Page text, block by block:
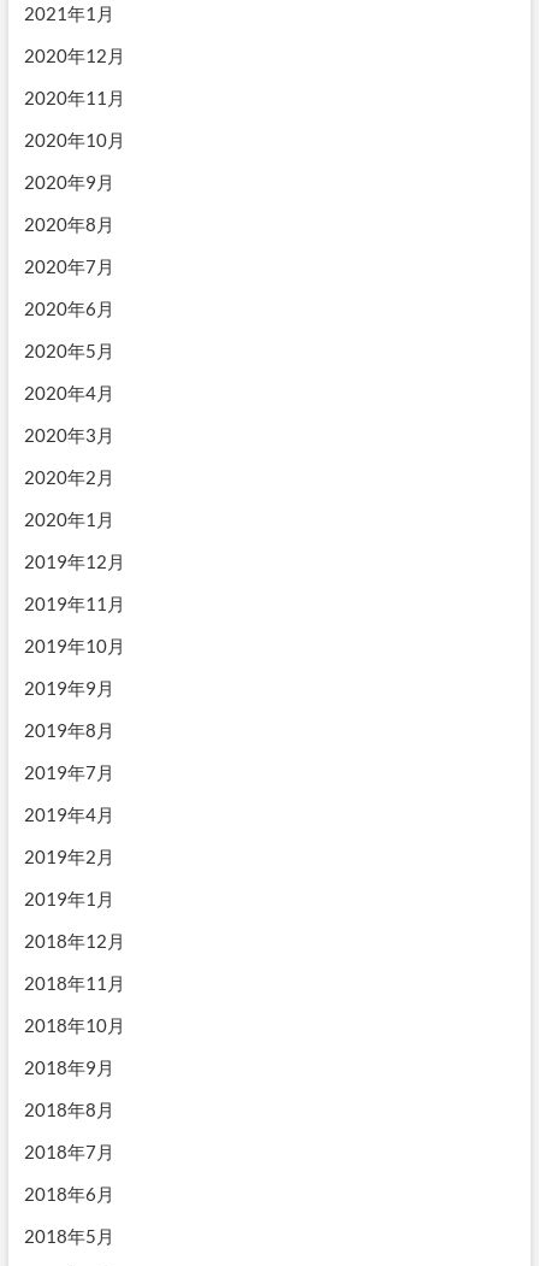
2021年1月
2020年12月
2020年11月
2020年10月
2020年9月
2020年8月
2020年7月
2020年6月
2020年5月
2020年4月
2020年3月
2020年2月
2020年1月
2019年12月
2019年11月
2019年10月
2019年9月
2019年8月
2019年7月
2019年4月
2019年2月
2019年1月
2018年12月
2018年11月
2018年10月
2018年9月
2018年8月
2018年7月
2018年6月
2018年5月